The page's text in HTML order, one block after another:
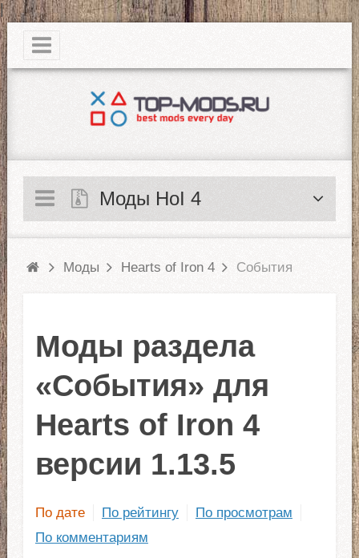
|
Моды HoI 4
Моды Hearts of Iron 4 События
Моды раздела
«События» для
Hearts of Iron 4
версии 1.13.5
По дате По рейтингу
По просмотрам
По комментариям